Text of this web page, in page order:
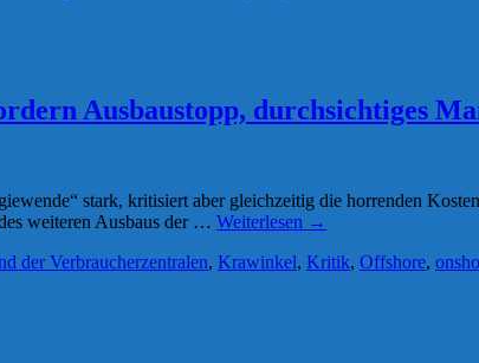
Ausbaustopp, durchsichtiges
stark, kritisiert aber gleichzeitig die horrenden
weiteren Ausbaus der … Weiterlesen →
der Verbraucherzentralen, Krawinkel, Kritik, Offshore,